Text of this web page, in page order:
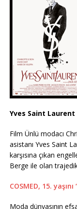
Yves Saint Laurent
Film Ünlü modacı
asistanı Yves Saint
karşısına çıkan
Berge ile olan
COSMED, 15.
Moda dünyasının